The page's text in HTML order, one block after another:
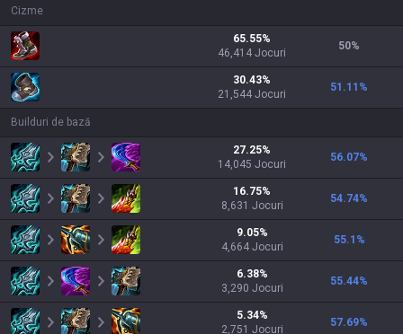
Cizme
65.55%
46,414 Jocuri
50%
30.43%
21,544 Jocuri
51.11 %
Builduri de bază
27.25%
14,045 Jocuri
56.07%
16.75%
8,631 Jocuri
54.74%
9.05%
4,664 Jocuri
55.1 %
6.38%
3,290 Jocuri
55.44%
5.34%
2,751 Jocuri
57.69%